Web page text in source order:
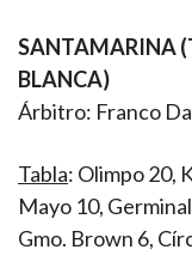
SANTAMARINA
BLANCA)
Árbitro: Franco
Tabla: Olimpo 20,
Mayo 10,
Gmo. Brown 6,